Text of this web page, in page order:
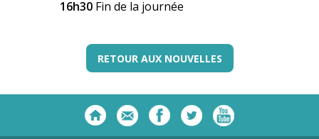
16h30 Fin de la journée
RETOUR AUX NOUVELLES